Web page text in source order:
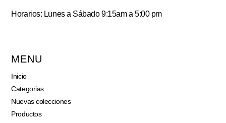
Horarios: Lunes a Sábado 9:15am a 5:00 pm
MENU
Inicio
Categorias
Nuevas colecciones
Productos